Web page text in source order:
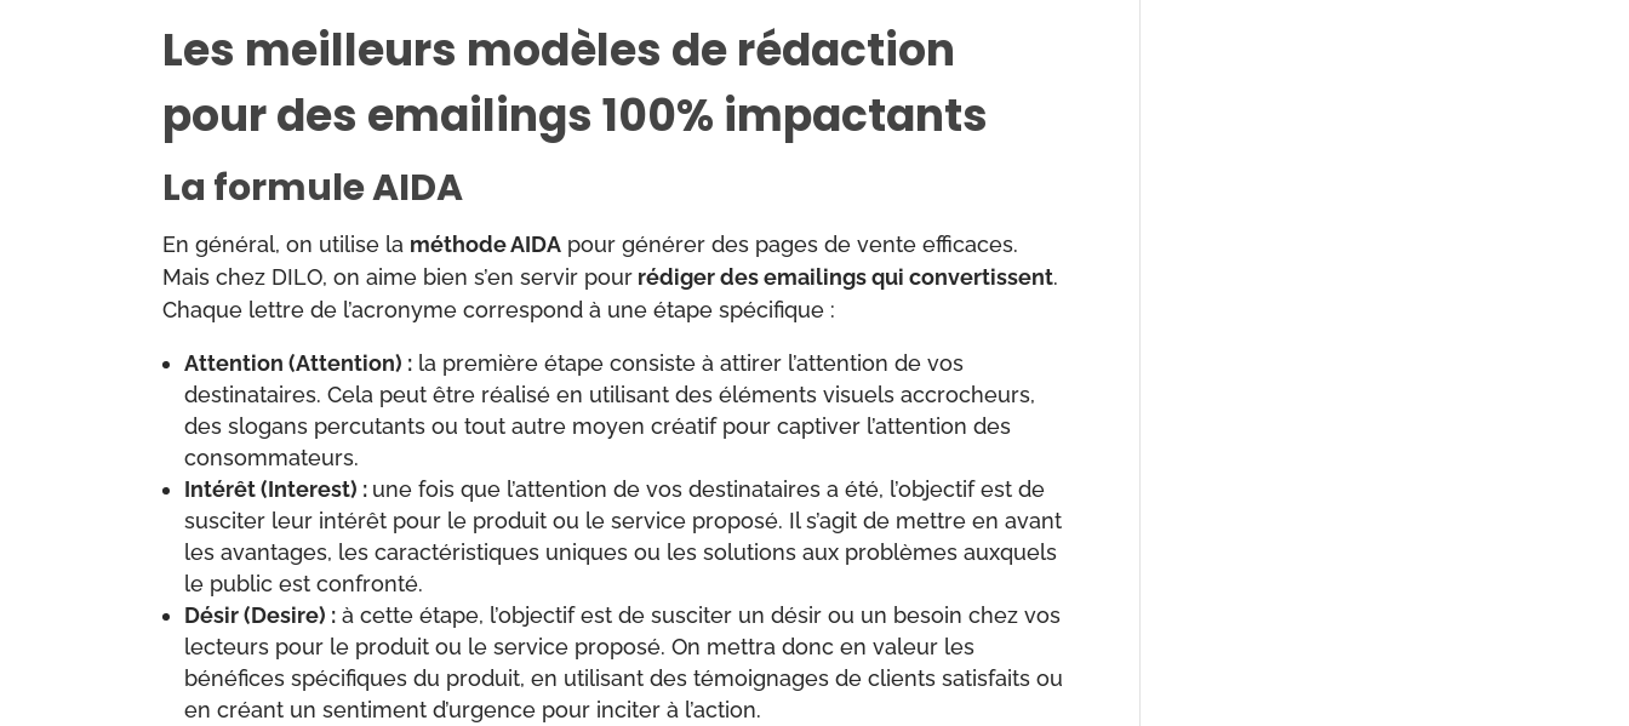
Les meilleurs modèles de rédaction
pour des emailings 100% impactants
La formule AIDA
En général, on utilise la méthode AIDA pour générer des pages de vente efficaces.
Mais chez DILO, on aime bien s’en servir pour rédiger des emailings qui convertissent.
Chaque lettre de l’acronyme correspond à une étape spécifique :
Attention (Attention) : la première étape consiste à attirer l’attention de vos
destinataires. Cela peut être réalisé en utilisant des éléments visuels accrocheurs,
des slogans percutants ou tout autre moyen créatif pour captiver l’attention des
consommateurs.
Intérêt (Interest) : une fois que l’attention de vos destinataires a été, l’objectif est de
susciter leur intérêt pour le produit ou le service proposé. Il s’agit de mettre en avant
les avantages, les caractéristiques uniques ou les solutions aux problèmes auxquels
le public est confronté.
Désir (Desire) : à cette étape, l’objectif est de susciter un désir ou un besoin chez vos
lecteurs pour le produit ou le service proposé. On mettra donc en valeur les
bénéfices spécifiques du produit, en utilisant des témoignages de clients satisfaits ou
en créant un sentiment d’urgence pour inciter à l’action.